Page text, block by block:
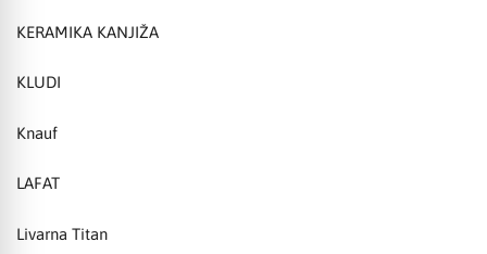
KERAMIKA KANJIŽA
KLUDI
Knauf
LAFAT
Livarna Titan